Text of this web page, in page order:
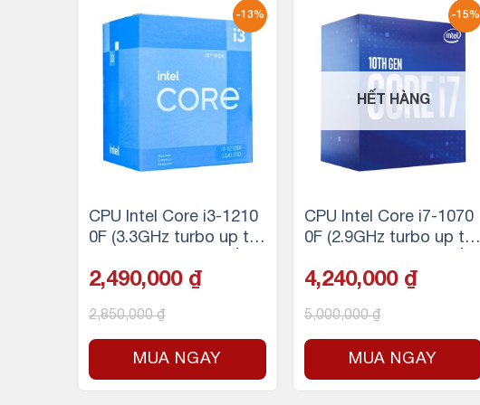
-13%
CPU Intel Core i3-1210
0F (3.3GHz turbo up to
12MB Cache, 58W)
2,490,000 ₫
2,850,000₫
MUA NGAY
-15%
HẾT HÀNG
CPU Intel Core i7-1070
0F (2.9GHz turbo up to
g, 16MB Cache, 65W) –
4,240,000 ₫
5,000,000₫
MUA NGAY